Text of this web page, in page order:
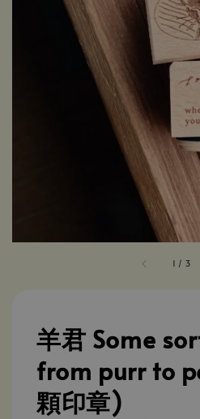
1 / 3
羊君 Some
from purr to
顆印章)